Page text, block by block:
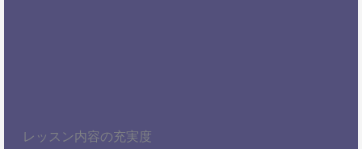
レッスン内容の充実度